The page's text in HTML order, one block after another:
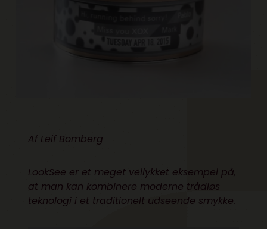
Af Leif Bomberg
LookSee er et meget vellykket eksempel på,
at man kan kombinere moderne trådløs
teknologi i et traditionelt udseende smykke.